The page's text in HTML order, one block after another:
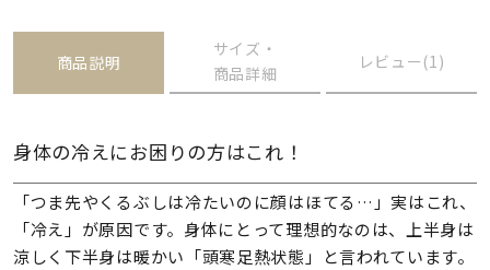
商品説明
サイズ・
商品詳細
レビュー(1)
身体の冷えにお困りの方はこれ！
「つま先やくるぶしは冷たいのに顔はほてる…」実はこれ、
「冷え」が原因です。身体にとって理想的なのは、上半身は
涼しく下半身は暖かい「頭寒足熱状態」と言われています。